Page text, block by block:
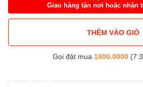
Giao hàng tận nơi hoặc nhận
THÊM VÀO GIỎ
Gọi đặt mua 1800.0000